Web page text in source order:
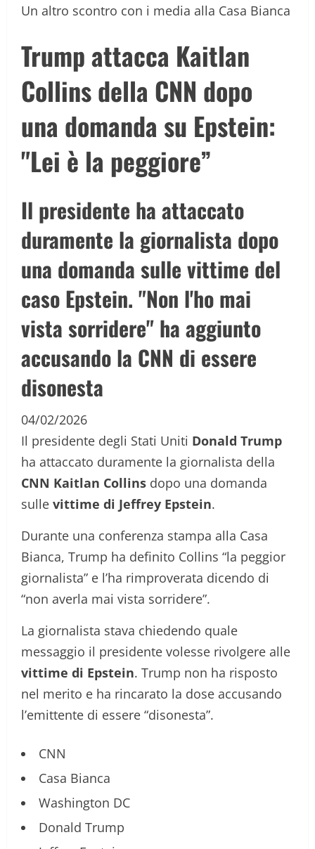
Un altro scontro con i media alla Casa Bianca
Trump attacca Kaitlan
Collins della CNN dopo
una domanda su Epstein:
"Lei è la peggiore”
Il presidente ha attaccato
duramente la giornalista dopo
una domanda sulle vittime del
caso Epstein. "Non l'ho mai
vista sorridere" ha aggiunto
accusando la CNN di essere
disonesta
04/02/2026
Il presidente degli Stati Uniti Donald Trump
ha attaccato duramente la giornalista della
CNN Kaitlan Collins dopo una domanda
sulle vittime di Jeffrey Epstein.
Durante una conferenza stampa alla Casa
Bianca, Trump ha definito Collins “la peggior
giornalista” e l’ha rimproverata dicendo di
“non averla mai vista sorridere”.
La giornalista stava chiedendo quale
messaggio il presidente volesse rivolgere alle
vittime di Epstein. Trump non ha risposto
nel merito e ha rincarato la dose accusando
l’emittente di essere “disonesta”.
CNN
Casa Bianca
Washington DC
Donald Trump